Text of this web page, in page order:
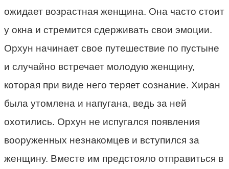
ожидает возрастная женщина. Она часто стоит
у окна и стремится сдерживать свои эмоции.
Орхун начинает свое путешествие по пустыне
и случайно встречает молодую женщину,
которая при виде него теряет сознание. Хиран
была утомлена и напугана, ведь за ней
охотились. Орхун не испугался появления
вооруженных незнакомцев и вступился за
женщину. Вместе им предстояло отправиться в